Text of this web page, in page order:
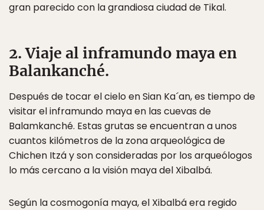
gran parecido con la grandiosa ciudad de Tikal.
2. Viaje al inframundo maya en
Balankanché.
Después de tocar el cielo en Sian Ka´an, es tiempo de
visitar el inframundo maya en las cuevas de
Balamkanché. Estas grutas se encuentran a unos
cuantos kilómetros de la zona arqueológica de
Chichen Itzá y son consideradas por los arqueólogos
lo más cercano a la visión maya del Xibalbá.
Según la cosmogonía maya, el Xibalbá era regido